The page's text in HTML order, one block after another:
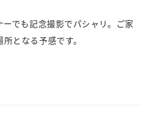
でも記念撮影でパシャリ。ご家
となる予感です。